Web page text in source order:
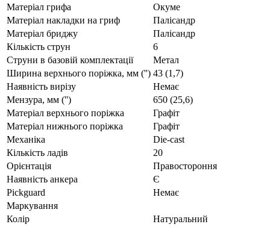
Матеріал грифа
Окуме
Матеріал накладки на гриф
Палісандр
Матеріал бриджу
Палісандр
Кількість струн
6
Струни в базовій комплектації
Метал
Ширина верхнього поріжка, мм ('') 43 (1,7)
Наявність вирізу
Немає
Мензура, мм ('')
650 (25,6)
Матеріал верхнього поріжка
Графіт
Матеріал нижнього поріжка
Графіт
Механіка
Die-cast
Кількість ладів
20
Орієнтація
Правостороння
Наявність анкера
Є
Pickguard
Немає
Маркування
Колір
Натуральний